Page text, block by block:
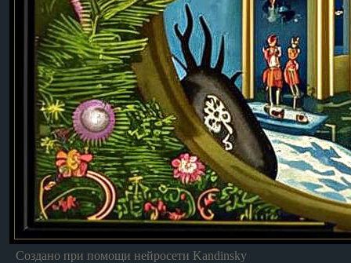
Создано при помощи нейросети Kandinsky